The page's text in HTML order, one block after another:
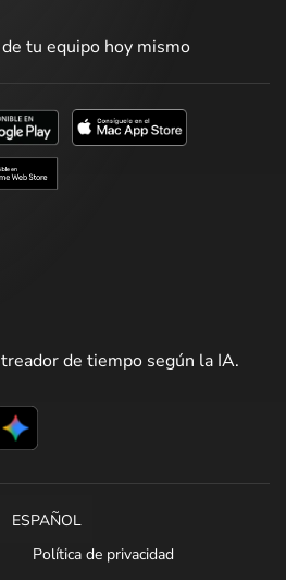
tu equipo hoy mismo
de tiempo según la IA.
ESPAÑOL
Política de privacidad